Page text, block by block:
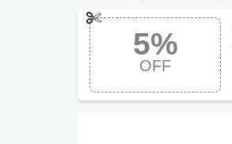
5%
OFF